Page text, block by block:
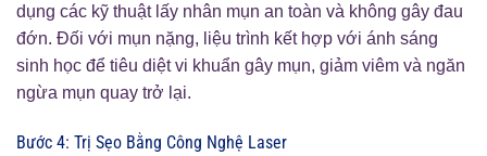
dụng các kỹ thuật lấy nhân mụn an toàn và không gây đau
đớn. Đối với mụn nặng, liệu trình kết hợp với ánh sáng
sinh học để tiêu diệt vi khuẩn gây mụn, giảm viêm và ngăn
ngừa mụn quay trở lại.
Bước 4: Trị Sẹo Bằng Công Nghệ Laser